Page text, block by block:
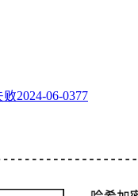
败2024-06-0377